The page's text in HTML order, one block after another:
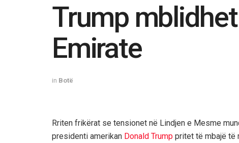
Trump
Emirate
in Botë
Rriten frikërat se tensionet në Lindjen e Mesme
presidenti amerikan Donald Trump pritet të mbajë të